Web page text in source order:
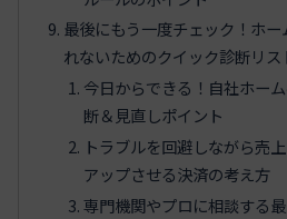
最後にもう一度チェック！ホ
れないためのクイック診断リス
今日からできる！自社ホー
断＆見直しポイント
トラブルを回避しながら売
アップさせる決済の考え方
専門機関やプロに相談する